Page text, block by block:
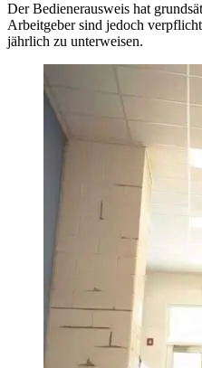
Der Bedienerausweis hat
Arbeitgeber sind jedoch
jährlich zu unterweisen.